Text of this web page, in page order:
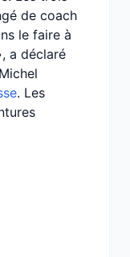
de coach
le faire à
a déclaré
. Les